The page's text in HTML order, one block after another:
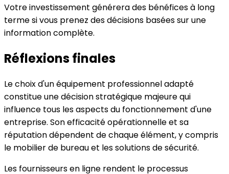
Votre investissement générera des bénéfices à long
terme si vous prenez des décisions basées sur une
information complète.
Réflexions finales
Le choix d'un équipement professionnel adapté
constitue une décision stratégique majeure qui
influence tous les aspects du fonctionnement d'une
entreprise. Son efficacité opérationnelle et sa
réputation dépendent de chaque élément, y compris
le mobilier de bureau et les solutions de sécurité.
Les fournisseurs en ligne rendent le processus